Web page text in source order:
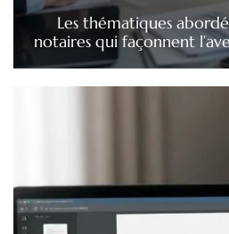
Les thématiques
notaires qui façonnent